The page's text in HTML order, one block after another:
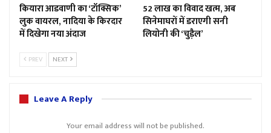
कियारा आडवाणी का ‘टॉक्सिक’
लुक वायरल, नादिया के किरदार
में दिखेगा नया अंदाज
52 लाख का विवाद खत्म, अब
सिनेमाघरों में डराएगी सनी
लियोनी की ‘चुड़ैल’
PREV NEXT
Leave A Reply
Your email address will not be published.